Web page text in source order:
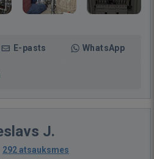
E-pasts WhatsApp
J.
292 atsauksmes